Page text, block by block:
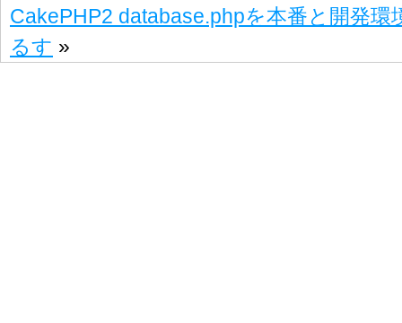
CakePHP2 database.phpを本番と開発環
るす »